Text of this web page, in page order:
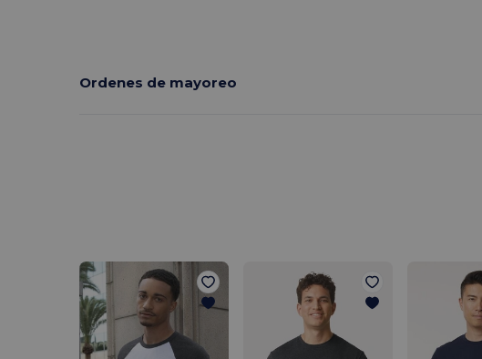
Ordenes de mayoreo